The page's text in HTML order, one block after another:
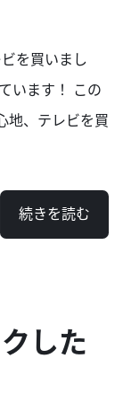
を買いまし
います！ この
地、テレビを買
続きを読む
した